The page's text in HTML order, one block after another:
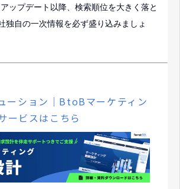
ップデート以降、検索順位を大きく落と
独自の一次情報を必ず盛り込みましょ
ション｜BtoBマーケティン
ービスはこちら